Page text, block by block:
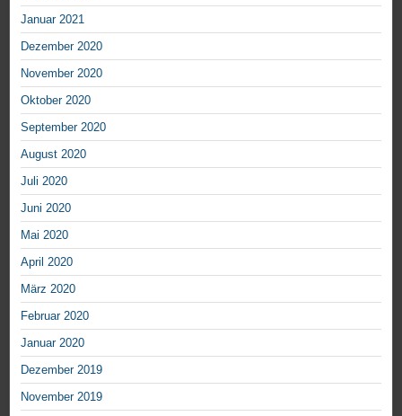
Januar 2021
Dezember 2020
November 2020
Oktober 2020
September 2020
August 2020
Juli 2020
Juni 2020
Mai 2020
April 2020
März 2020
Februar 2020
Januar 2020
Dezember 2019
November 2019